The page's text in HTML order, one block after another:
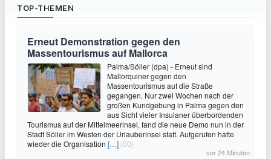
TOP-THEMEN
Erneut Demonstration gegen den
Massentourismus auf Mallorca
Palma/Sóller (dpa) - Erneut sind
Mallorquiner gegen den
Massentourismus auf die Straße
gegangen. Nur zwei Wochen nach der
großen Kundgebung in Palma gegen den
aus Sicht vieler Insulaner überbordenden
Tourismus auf der Mittelmeerinsel, fand die neue Demo nun in der
Stadt Sóller im Westen der Urlauberinsel statt. Aufgerufen hatte
wieder die Organisation […] (00)
vor 24 Minuten